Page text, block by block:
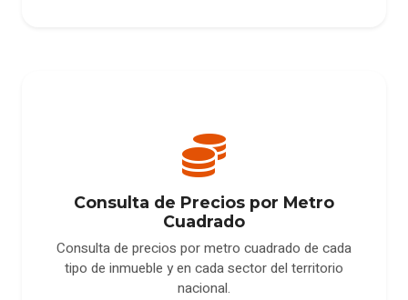
Consulta de Precios por Metro
Cuadrado
Consulta de precios por metro cuadrado de cada
tipo de inmueble y en cada sector del territorio
nacional.